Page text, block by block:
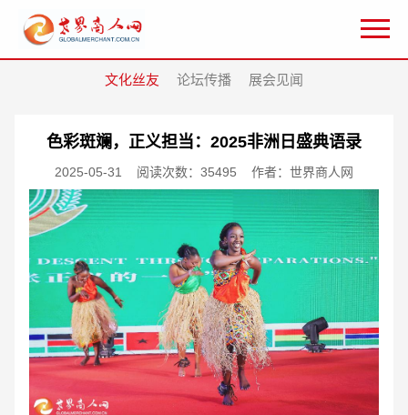
文化丝友 论坛传播 展会见闻
色彩斑斓，正义担当：2025非洲日盛典语录
2025-05-31 阅读次数：35495 作者：世界商人网